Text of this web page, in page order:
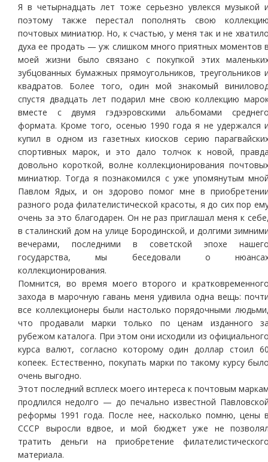
Я в четырнадцать лет тоже серьезно увлекся музыкой
поэтому также перестал пополнять свою
почтовых миниатюр. Но, к счастью, у меня так и не
духа ее продать — уж слишком много приятных моментов
моей жизни было связано с покупкой этих
зубцованных бумажных прямоугольников, треугольников
квадратов. Более того, один мой знакомый
спустя двадцать лет подарил мне свою коллекцию
вместе с двумя гэдээровскими альбомами
формата. Кроме того, осенью 1990 года я не удержался
купил в одном из газетных киосков серию
спортивных марок, и это дало толчок к новой,
довольно короткой, волне коллекционирования
миниатюр. Тогда я познакомился с уже упомянутым
Павлом Ядых, и он здорово помог мне в
разного рода филателистической красоты, я до сих пор
очень за это благодарен. Он не раз приглашал меня к
в сталинский дом на улице Бородинской, и долгими
вечерами, последними в советской эпохе
государства, мы беседовали о
коллекционирования.
Помнится, во время моего второго и
захода в марочную гавань меня удивила одна вещь:
все коллекционеры были настолько порядочными
что продавали марки только по ценам изданного
рубежом каталога. При этом они исходили из
курса валют, согласно которому один доллар стоил
копеек. Естественно, покупать марки по такому курсу
очень выгодно.
Этот последний всплеск моего интереса к почтовым
продлился недолго — до печально известной
реформы 1991 года. После нее, насколько помню, цены
СССР выросли вдвое, и мой бюджет уже не
тратить деньги на приобретение
материала.